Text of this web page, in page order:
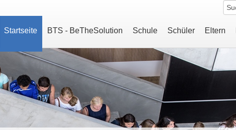
Startseite BTS - BeTheSolution Schule Schüler Eltern